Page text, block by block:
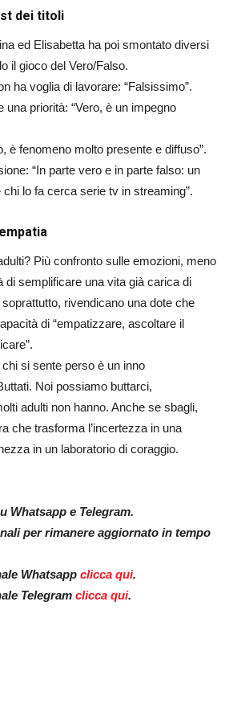
dei titoli
ed Elisabetta ha poi smontato diversi
il gioco del Vero/Falso.
ha voglia di lavorare: “Falsissimo”.
una priorità: “Vero, è un impegno
è fenomeno molto presente e diffuso”.
“In parte vero e in parte falso: un
lo fa cerca serie tv in streaming”.
Più confronto sulle emozioni, meno
di semplificare una vita già carica di
soprattutto, rivendicano una dote che
di “empatizzare, ascoltare il
.
si sente perso è un inno
Noi possiamo buttarci,
adulti non hanno. Anche se sbagli,
che trasforma l’incertezza in una
in un laboratorio di coraggio.
Whatsapp e Telegram.
per rimanere aggiornato in tempo
Whatsapp clicca qui.
Telegram clicca qui.